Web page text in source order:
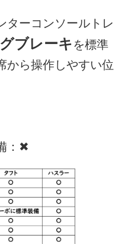
ターコンソールトレ
ブレーキ を標準
から操作しやすい位
：✖